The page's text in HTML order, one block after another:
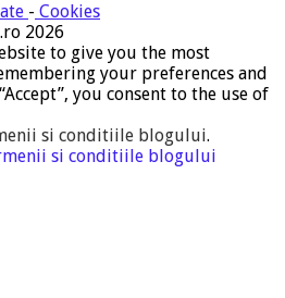
- Cookies
2026
to give you the most
your preferences and
you consent to the use of
si conditiile blogului.
si conditiile blogului